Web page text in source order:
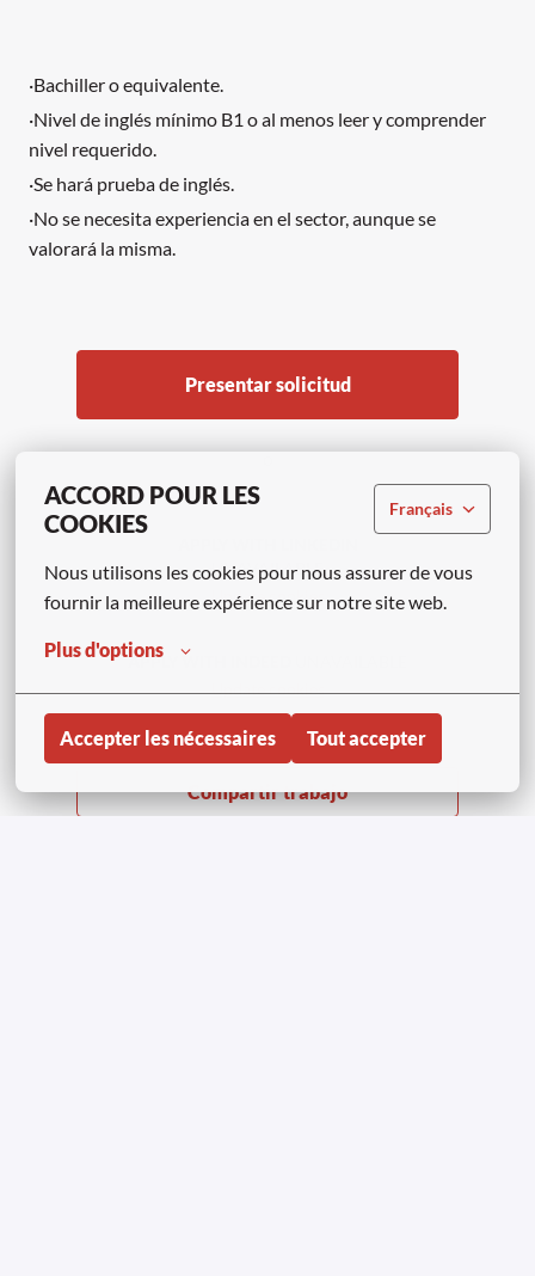
ACCORD POUR LES
COOKIES
Français
Nous utilisons les cookies pour nous assurer de vous
fournir la meilleure expérience sur notre site web.
Plus d'options
Accepter les nécessaires Tout accepter
·Bachiller o equivalente.
·Nivel de inglés mínimo B1 o al menos leer y comprender
nivel requerido.
·Se hará prueba de inglés.
·No se necesita experiencia en el sector, aunque se
valorará la misma.
Presentar solicitud
o
UNAVAILABLE
Update cookies
APPLY WITH INDEED
Update cookies
Compartir trabajo